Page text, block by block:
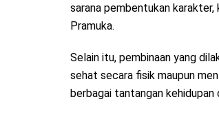
sarana pembentukan
Pramuka.
Selain itu, pembinaan yang
sehat secara fisik maupun
berbagai tantangan kehidupan